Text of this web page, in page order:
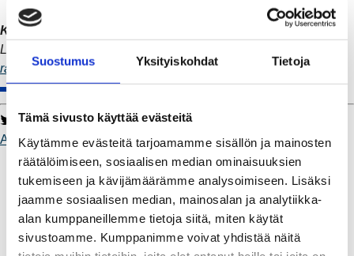
Suostumus Yksityiskohdat Tietoja
Tämä sivusto käyttää evästeitä
Käytämme evästeitä tarjoamamme sisällön ja mainosten
räätälöimiseen, sosiaalisen median ominaisuuksien
tukemiseen ja kävijämäärämme analysoimiseen. Lisäksi
jaamme sosiaalisen median, mainosalan ja analytiikka-
alan kumppaneillemme tietoja siitä, miten käytät
sivustoamme. Kumppanimme voivat yhdistää näitä
mielenrauhaansa ja asumismukavuutta
Kiinnostuitko?
Lue lisää ja ole meihin yhteydessä:
raumanenergia.fi/kaukolampo/kaukolampoliittyma
Twitter Facebook LinkedIn
Asiakastarina
Kaukolämpö
BioTakuu – 100 % uusiutuvaa kaukolämpöä
Kaukolämmön hinnasto
Kaukolämpöliittymän saatavuus ja toteutus
Kaukolämpötyömaat kartalla
Kaukolämpöverkon viasta ilmoittaminen